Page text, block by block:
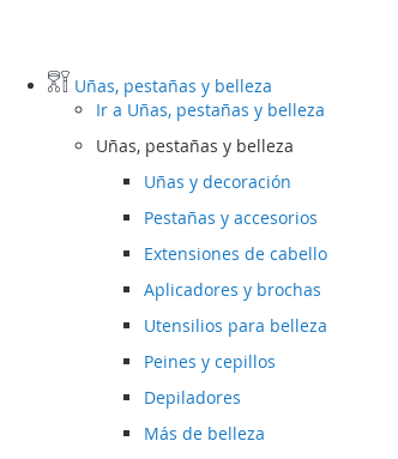
Uñas, pestañas y belleza
Ir a Uñas, pestañas y belleza
Uñas, pestañas y belleza
Uñas y decoración
Pestañas y accesorios
Extensiones de cabello
Aplicadores y brochas
Utensilios para belleza
Peines y cepillos
Depiladores
Más de belleza